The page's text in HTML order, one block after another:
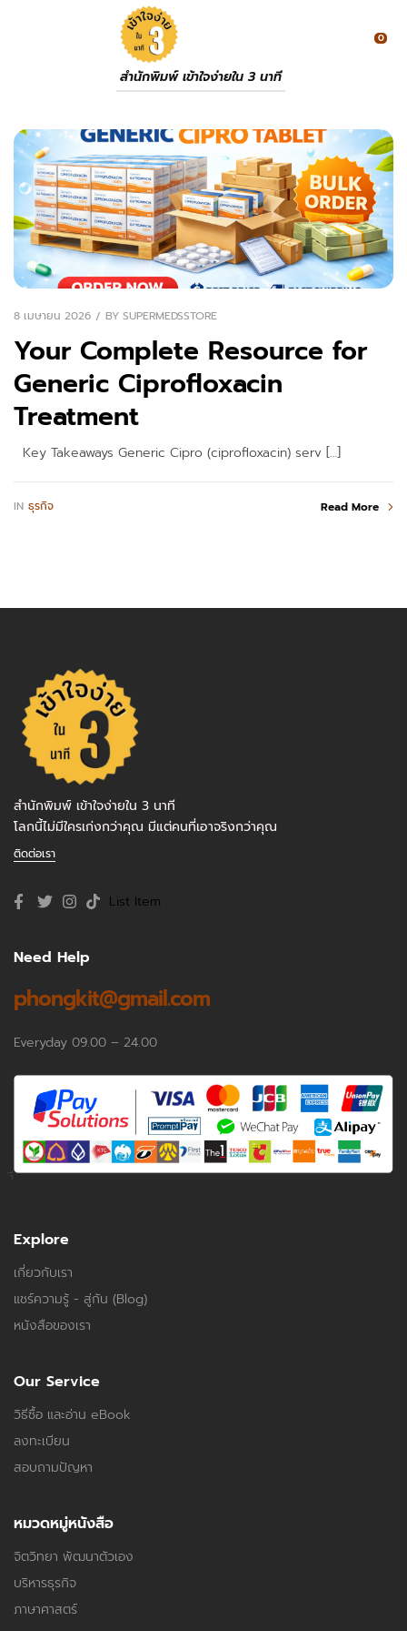
สำนักพิมพ์ เข้าใจง่ายใน 3 นาที
0
8 เมษายน 2026 BY SUPERMEDSSTORE
Your Complete Resource for
Generic Ciprofloxacin
Treatment
Key Takeaways Generic Cipro (ciprofloxacin) serv […]
IN ธุรกิจ Read More
สำนักพิมพ์ เข้าใจง่ายใน 3 นาที
โลกนี้ไม่มีใครเก่งกว่าคุณ มีแต่คนที่เอาจริงกว่าคุณ
ติดต่อเรา
List Item
Need Help
phongkit@gmail.com
Everyday 09.00 – 24.00
Explore
เกี่ยวกับเรา
แชร์ความรู้ - สู่กัน (Blog)
หนังสือของเรา
Our Service
วิธีซื้อ และอ่าน eBook
ลงทะเบียน
สอบถามปัญหา
หมวดหมู่หนังสือ
จิตวิทยา พัฒนาตัวเอง
บริหารธุรกิจ
ภาษาศาสตร์